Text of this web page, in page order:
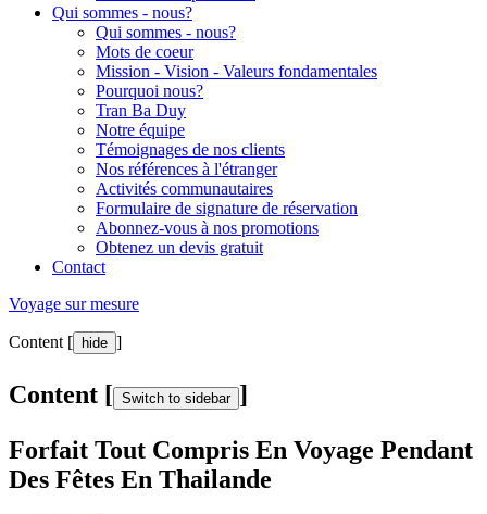
Qui sommes - nous?
Qui sommes - nous?
Mots de coeur
Mission - Vision - Valeurs fondamentales
Pourquoi nous?
Tran Ba Duy
Notre équipe
Témoignages de nos clients
Nos références à l'étranger
Activités communautaires
Formulaire de signature de réservation
Abonnez-vous à nos promotions
Obtenez un devis gratuit
Contact
Voyage sur mesure
Content [ hide ]
Content [ Switch to sidebar ]
Forfait Tout Compris En Voyage Pendant
Des Fêtes En Thailande